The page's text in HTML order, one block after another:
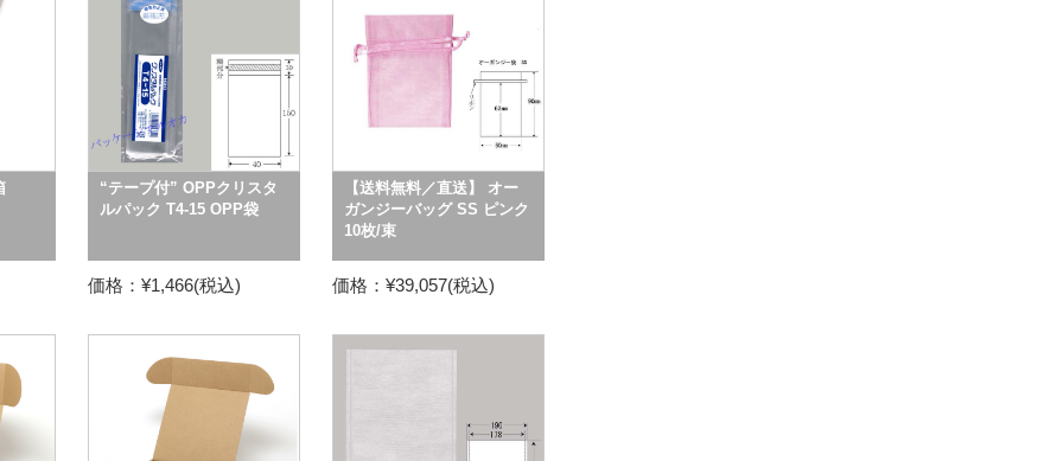
“テープ付” OPPクリスタ
ルパック T4-15 OPP袋
価格：¥1,466(税込)
【送料無料／直送】 オー
ガンジーバッグ SS ピンク
10枚/束
価格：¥39,057(税込)